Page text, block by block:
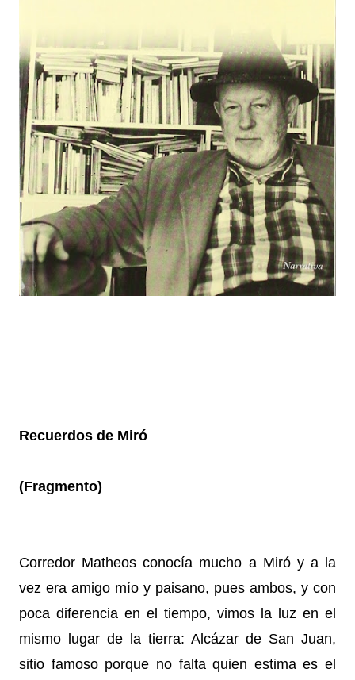
Recuerdos de Miró
(Fragmento)
Corredor Matheos conocía mucho a Miró y a la
vez era amigo mío y paisano, pues ambos, y con
poca diferencia en el tiempo, vimos la luz en el
mismo lugar de la tierra: Alcázar de San Juan,
sitio famoso porque no falta quien estima es el